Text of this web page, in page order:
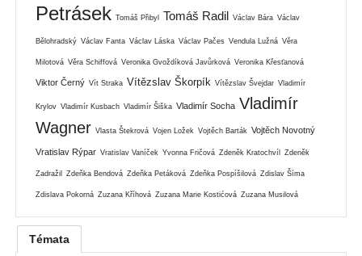
Petrásek Tomáš Přibyl Tomáš Radil Václav Bára Václav
Bělohradský Václav Fanta Václav Láska Václav Pačes Vendula Lužná Věra
Milotová Věra Schiffová Veronika Gvoždíková Javůrková Veronika Křesťanová
Viktor Černý Vít Straka Vítězslav Škorpík Vítězslav Švejdar Vladimír
Krylov Vladimír Kusbach Vladimír Šiška Vladimír Socha Vladimír
Wagner Vlasta Štekrová Vojen Ložek Vojtěch Barták Vojtěch Novotný
Vratislav Rýpar Vratislav Vaníček Yvonna Fričová Zdeněk Kratochvíl Zdeněk
Zadražil Zdeňka Bendová Zdeňka Petáková Zdeňka Pospíšilová Zdislav Šíma
Zdislava Pokorná Zuzana Kříhová Zuzana Marie Kostićová Zuzana Musilová
Témata